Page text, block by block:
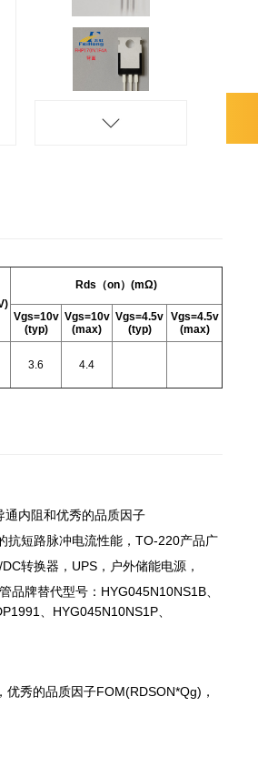
Rds（on）(mΩ)
Vgs=10v
(typ)
Vgs=10v
(max)
Vgs=4.5v
(typ)
Vgs=4.5v
(max)
3.6 4.4
通内阻和优秀的品质因子
抗短路脉冲电流性能，TO-220产品广
转换器，UPS，户外储能电源，
品牌替代型号：HYG045N10NS1B、
、HYG045N10NS1P、
秀的品质因子FOM(RDSON*Qg)，